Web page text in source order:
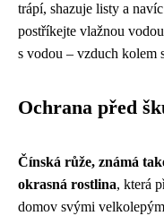
trápí, shazuje listy a
postříkejte vlažnou
s vodou – vzduch kolem
Ochrana před
Čínská růže, známá
okrasná rostlina, která
domov svými